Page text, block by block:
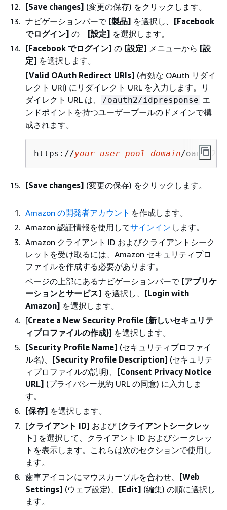
[Save changes] (変更の保存) をクリックします。
ナビゲーションバーで [製品] を選択し、 [Facebook
でログイン] の [設定] を選択します。
[Facebook でログイン] の [設定] メニューから [設
定] を選択します。
[Valid OAuth Redirect URIs] (有効な OAuth リダイ
レクト URI) にリダイレクト URL を入力します。リ
ダイレクト URL は、
/oauth2/idpresponse エ
ンドポイントを持つユーザープールのドメインで構
成されます。
https://your_user_pool_domain/oauth2/
[Save changes] (変更の保存) をクリックします。
Amazon の開発者アカウント を作成します。
Amazon 認証情報を使用してサインイン します。
Amazon クライアント ID およびクライアントシーク
レットを受け取るには、Amazon セキュリティプロ
ファイルを作成する必要があります。
ページの上部にあるナビゲーションバーで [アプリケ
ーションとサービス] を選択し、 [Login with
Amazon] を選択します。
[Create a New Security Profile (新しいセキュリテ
ィプロファイルの作成)] を選択します。
[Security Profile Name] (セキュリティプロファイ
ル名)、 [Security Profile Description] (セキュリテ
ィプロファイルの説明)、 [Consent Privacy Notice
URL] (プライバシー規約 URL の同意) に入力しま
す。
[保存] を選択します。
[クライアント ID] および [クライアントシークレッ
ト] を選択して、クライアント ID およびシークレッ
トを表示します。これらは次のセクションで使用し
ます。
歯車アイコンにマウスカーソルを合わせ、 [Web
Settings] (ウェブ設定)、 [Edit] (編集) の順に選択し
ます。